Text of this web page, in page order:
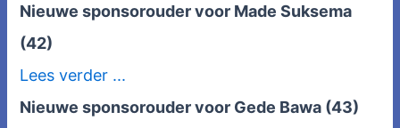
Nieuwe sponsorouder voor Made Suksema
(42)
Lees verder ...
Nieuwe sponsorouder voor Gede Bawa (43)